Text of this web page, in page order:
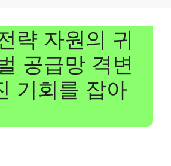
략 자원의 귀
공급망 격변
기회를 잡아